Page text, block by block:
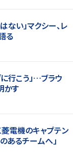
ない」マクシー、レ
る
行こう」…ブラウ
かす
電機のキャプテン
あるチームへ」